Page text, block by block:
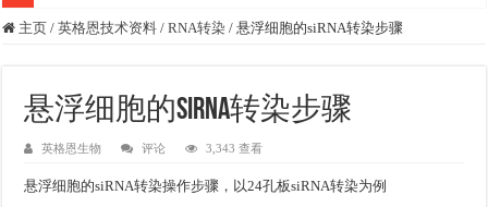
主页 / 英格恩技术资料 / RNA转染 / 悬浮细胞的siRNA转染步骤
悬浮细胞的siRNA转染步骤
英格恩生物 评论 3,343 查看
悬浮细胞的siRNA转染操作步骤，以24孔板siRNA转染为例